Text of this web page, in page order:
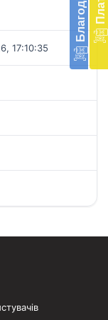
17:10:35